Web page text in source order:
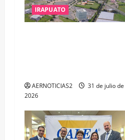
IRAPUATO
AERNOTICIAS2
31 de julio de
2026